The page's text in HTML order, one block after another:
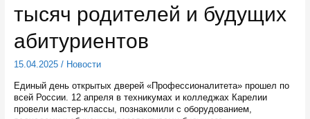
тысяч родителей и будущих
абитуриентов
15.04.2025/ Новости
Единый день открытых дверей «Профессионалитета» прошел по
всей России. 12 апреля в техникумах и колледжах Карелии
провели мастер-классы, познакомили с оборудованием,